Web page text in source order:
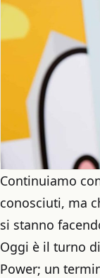
Continuiamo
conosciuti, ma
si stanno
Oggi è il turno di
Power; un